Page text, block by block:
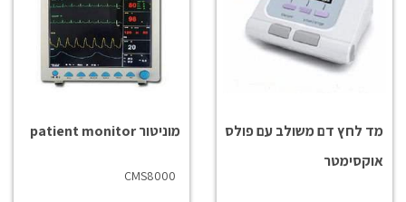
מד לחץ דם משולב עם פולס
אוקסימטר
מוניטור patient monitor
CMS8000